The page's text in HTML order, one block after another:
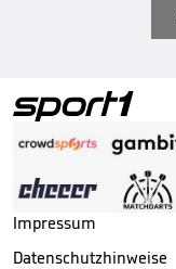
Impressum
Datenschutzhinweise